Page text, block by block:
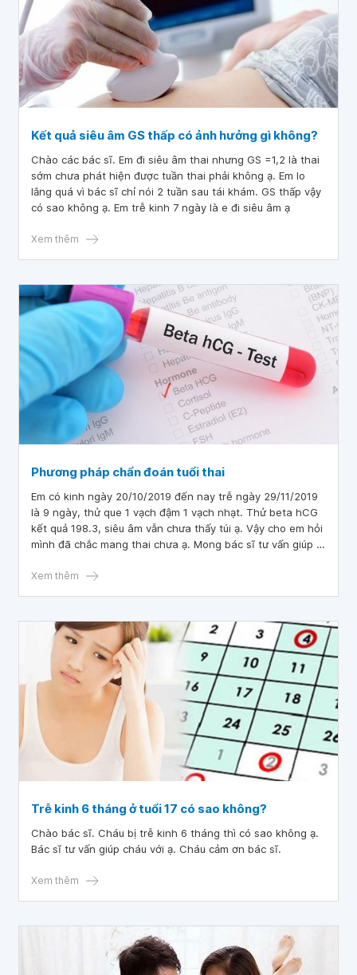
Kết quả siêu âm GS thấp có ảnh hưởng gì không?
Chào các bác sĩ. Em đi siêu âm thai nhưng GS =1,2 là thai
sớm chưa phát hiện được tuần thai phải không ạ. Em lo
lắng quá vì bác sĩ chỉ nói 2 tuần sau tái khám. GS thấp vậy
có sao không ạ. Em trễ kinh 7 ngày là e đi siêu âm ạ
Xem thêm
Phương pháp chẩn đoán tuổi thai
Em có kinh ngày 20/10/2019 đến nay trễ ngày 29/11/2019
là 9 ngày, thử que 1 vạch đậm 1 vạch nhạt. Thử beta hCG
kết quả 198.3, siêu âm vẫn chưa thấy túi ạ. Vậy cho em hỏi
mình đã chắc mang thai chưa ạ. Mong bác sĩ tư vấn giúp a.
Xem thêm
Trễ kinh 6 tháng ở tuổi 17 có sao không?
Chào bác sĩ. Cháu bị trễ kinh 6 tháng thì có sao không ạ.
Bác sĩ tư vấn giúp cháu với ạ. Cháu cảm ơn bác sĩ.
Xem thêm